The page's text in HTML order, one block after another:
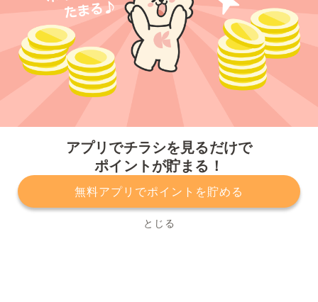
アプリでチラシを見るだけで
ポイントが貯まる！
無料アプリでポイントを貯める
とじる
プライバシーポリシー 利用規約
運営会社
サービスに関してのお問い合わせ